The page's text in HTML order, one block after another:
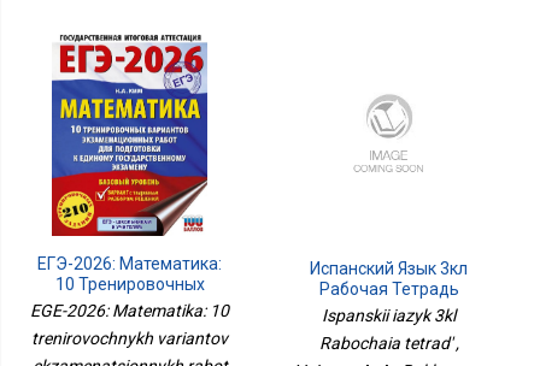
ЕГЭ-2026: Математика:
10 Тренировочных
Вариантов
Работ Для Подготовки К
EGE-2026: Matematika: 10
trenirovochnykh variantov
Испанский Язык 3кл
Рабочая Тетрадь
Ispanskii iazyk 3kl
Rabochaia tetrad' ,